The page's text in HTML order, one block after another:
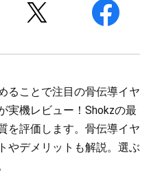
ることで注目の骨伝導イヤ
実機レビュー！Shokzの最
を評価します。骨伝導イヤ
やデメリットも解説。選ぶ